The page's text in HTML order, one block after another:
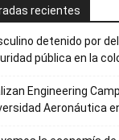
recientes
detenido por
pública en la
Engineering
Aeronáutica